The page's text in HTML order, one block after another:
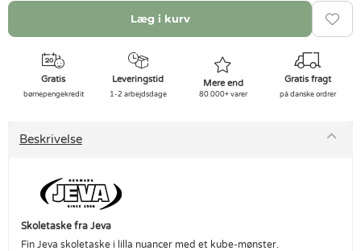
Læg i kurv
Gratis
børnepengekredit
Leveringstid
1-2 arbejdsdage
Mere end
80.000+ varer
Gratis fragt
på danske ordrer
Beskrivelse
Skoletaske fra Jeva
Fin Jeva skoletaske i lilla nuancer med et kube-mønster.